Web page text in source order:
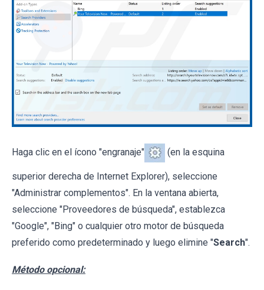
Haga clic en el ícono "engranaje" (en la esquina
superior derecha de Internet Explorer), seleccione
"Administrar complementos". En la ventana abierta,
seleccione "Proveedores de búsqueda", establezca
"Google", "Bing" o cualquier otro motor de búsqueda
preferido como predeterminado y luego elimine "Search".
Método opcional: